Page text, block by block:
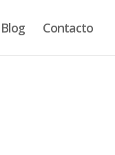
Blog Contacto